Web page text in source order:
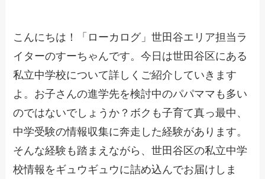
こんにちは！「ローカログ」世田谷エリア担当ラ
イターのすーちゃんです。今日は世田谷区にある
私立中学校について詳しくご紹介していきます
よ。お子さんの進学先を検討中のパパママも多い
のではないでしょうか？ボクも子育て真っ最中、
中学受験の情報収集に奔走した経験があります。
そんな経験も踏まえながら、世田谷区の私立中学
校情報をギュウギュウに詰め込んでお届けしま